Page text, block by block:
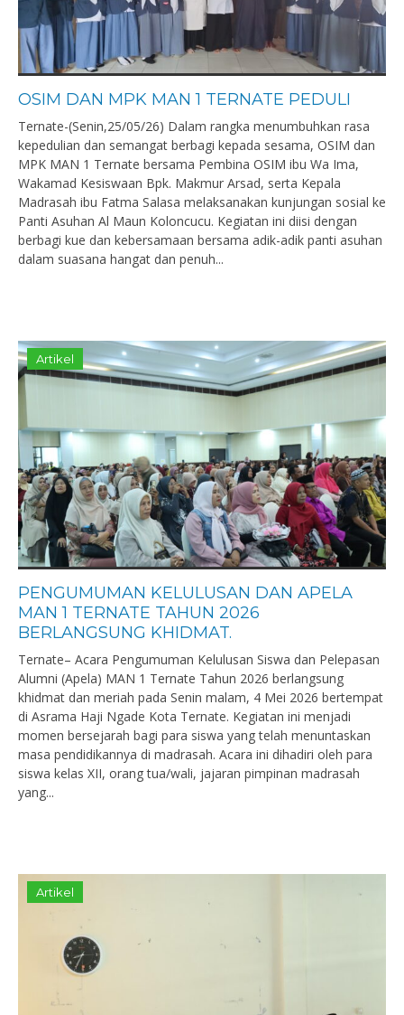
OSIM DAN MPK MAN 1 TERNATE PEDULI
Ternate-(Senin,25/05/26) Dalam rangka menumbuhkan rasa
kepedulian dan semangat berbagi kepada sesama, OSIM dan
MPK MAN 1 Ternate bersama Pembina OSIM ibu Wa Ima,
Wakamad Kesiswaan Bpk. Makmur Arsad, serta Kepala
Madrasah ibu Fatma Salasa melaksanakan kunjungan sosial ke
Panti Asuhan Al Maun Koloncucu. Kegiatan ini diisi dengan
berbagi kue dan kebersamaan bersama adik-adik panti asuhan
dalam suasana hangat dan penuh...
Artikel
PENGUMUMAN KELULUSAN DAN APELA
MAN 1 TERNATE TAHUN 2026
BERLANGSUNG KHIDMAT.
Ternate– Acara Pengumuman Kelulusan Siswa dan Pelepasan
Alumni (Apela) MAN 1 Ternate Tahun 2026 berlangsung
khidmat dan meriah pada Senin malam, 4 Mei 2026 bertempat
di Asrama Haji Ngade Kota Ternate. Kegiatan ini menjadi
momen bersejarah bagi para siswa yang telah menuntaskan
masa pendidikannya di madrasah. Acara ini dihadiri oleh para
siswa kelas XII, orang tua/wali, jajaran pimpinan madrasah
yang...
Artikel